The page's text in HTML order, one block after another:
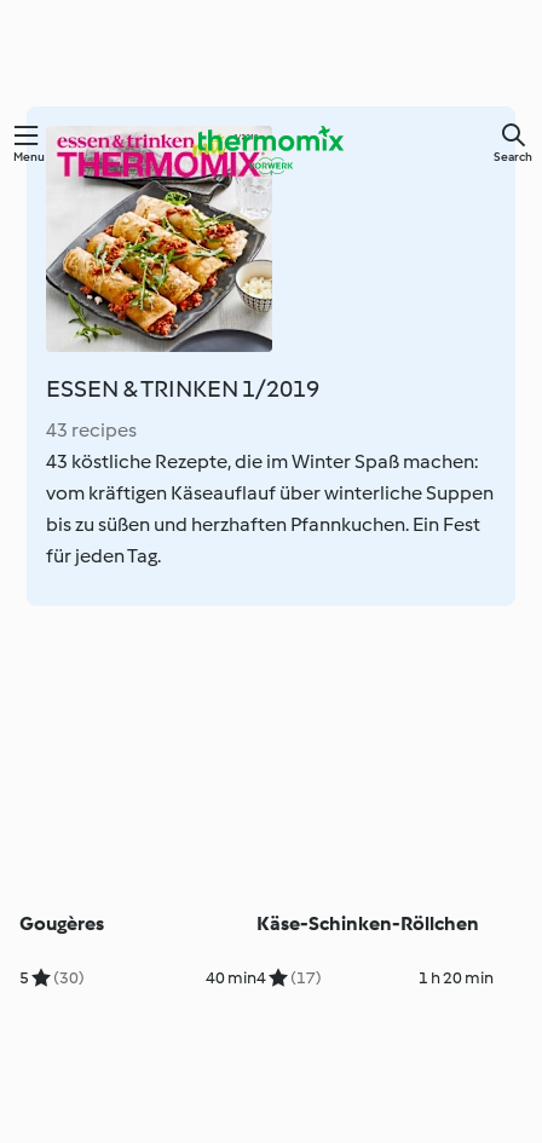
Skip
Menu Search
ESSEN & TRINKEN 1/2019
43 recipes
43 köstliche Rezepte, die im Winter Spaß machen:
vom kräftigen Käseauflauf über winterliche Suppen
bis zu süßen und herzhaften Pfannkuchen. Ein Fest
für jeden Tag.
Gougères
5 (30) 40 min
Käse-Schinken-Röllchen
4 (17) 1 h 20 min